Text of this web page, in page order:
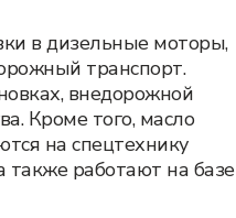
в дизельные моторы,
транспорт.
внедорожной
Кроме того, масло
на спецтехнику
также работают на базе